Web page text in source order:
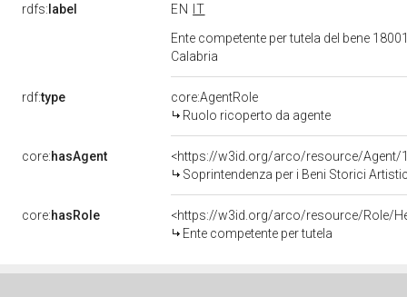
rdfs: label EN
IT
Ente competente per tutela del bene
Calabria
rdf:type
core:AgentRole
Ruolo ricoperto da agente
core:hasAgent
<https://w3id.org/arco/resource/Agent/
Soprintendenza per i Beni Storici
core:hasRole
<https://w3id.org/arco/resource/Role/
Ente competente per tutela